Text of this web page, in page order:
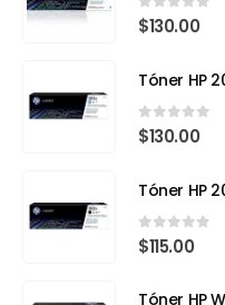
0out of 5
$130.00
0out of 5
$130.00
0out of 5
$115.00